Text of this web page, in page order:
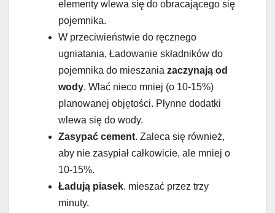
elementy wlewa się do obracającego się
pojemnika.
W przeciwieństwie do ręcznego
ugniatania, Ładowanie składników do
pojemnika do mieszania zaczynają od
wody. Wlać nieco mniej (o 10-15%)
planowanej objętości. Płynne dodatki
wlewa się do wody.
Zasypać cement. Zaleca się również,
aby nie zasypiał całkowicie, ale mniej o
10-15%.
Ładują piasek. mieszać przez trzy
minuty.